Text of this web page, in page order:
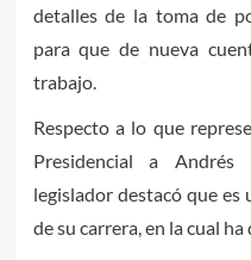
detalles de la toma de
para que de nueva
trabajo.
Respecto a lo que
Presidencial a
legislador destacó que
de su carrera, en la cual